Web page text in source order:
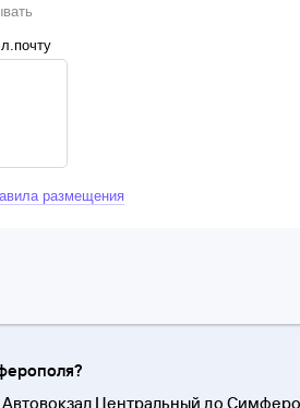
размещения
Автовокзал Центральный до